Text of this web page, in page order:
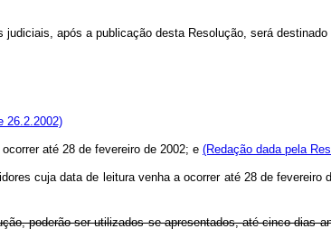
após a publicação desta Resolução, será destinado
26.2.2002)
até 28 de fevereiro de 2002; e (Redação dada pela
cuja data de leitura venha a ocorrer até 28 de fevereiro
poderão ser utilizados se apresentados, até cinco dias